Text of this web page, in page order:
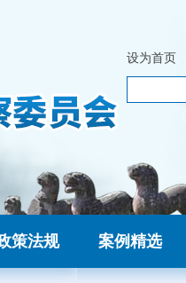
设为首页
策法规 案例精选